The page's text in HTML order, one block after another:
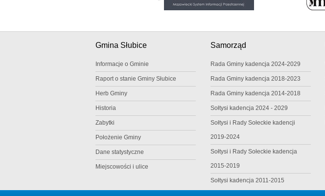
Gmina Słubice
Informacje o Gminie
Raport o stanie Gminy Słubice
Herb Gminy
Historia
Zabytki
Położenie Gminy
Dane statystyczne
Miejscowości i ulice
Samorząd
Rada Gminy kadencja 2024-2029
Rada Gminy kadencja 2018-2023
Rada Gminy kadencja 2014-2018
Sołtysi kadencja 2024 - 2029
Sołtysi i Rady Sołeckie kadencji
2019-2024
Sołtysi i Rady Sołeckie kadencja
2015-2019
Sołtysi kadencja 2011-2015